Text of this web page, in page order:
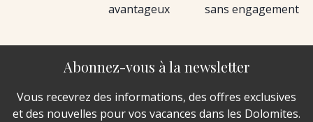
avantageux
sans engagement
Abonnez-vous à la newsletter
Vous recevrez des informations, des offres exclusives
et des nouvelles pour vos vacances dans les Dolomites.